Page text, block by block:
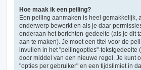
Hoe maak ik een peiling?
Een peiling aanmaken is heel gemakkelijk,
onderwerp bewerkt en als je daar
onderaan het berichten-gedeelte (als je dit
aan te maken). Je moet een titel voor de
invullen in het "peilingopties"-tekstgedeelte
door middel van een nieuwe regel. Je kunt
"opties per gebruiker" en een tijdslimiet in